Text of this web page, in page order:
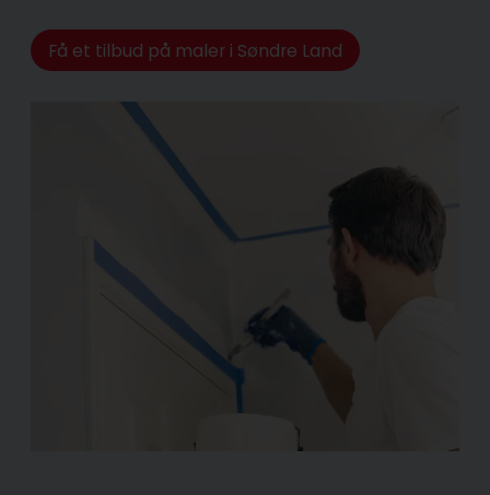
Få et tilbud på maler i Søndre Land